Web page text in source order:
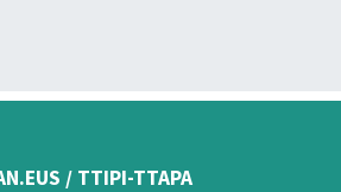
/ TTIPI-TTAPA